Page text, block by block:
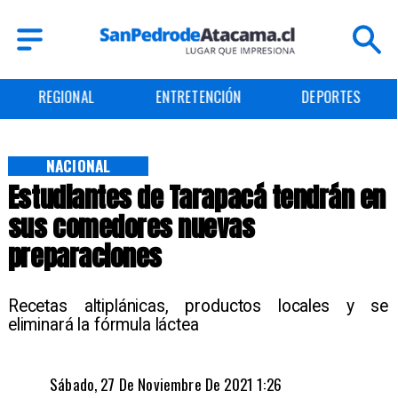
ENTRETENCIÓN DEPORTES CULTURA
Estudiantes de Tarapacá tendrán en
sus comedores nuevas
preparaciones
Recetas altiplánicas, productos locales y se
eliminará la fórmula láctea
NACIONAL
Sábado, 27 De Noviembre De 2021 1:26